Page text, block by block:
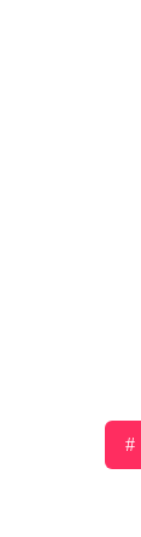
#